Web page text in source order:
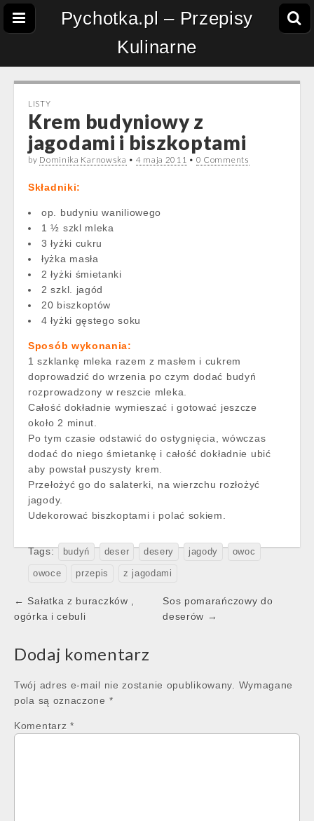
Pychotka.pl – Przepisy
Kulinarne
LISTY
Krem budyniowy z
jagodami i biszkoptami
by Dominika Karnowska • 4 maja 2011 • 0 Comments
Składniki:
op. budyniu waniliowego
1 ½ szkl mleka
3 łyżki cukru
łyżka masła
2 łyżki śmietanki
2 szkl. jagód
20 biszkoptów
4 łyżki gęstego soku
Sposób wykonania:
1 szklankę mleka razem z masłem i cukrem
doprowadzić do wrzenia po czym dodać budyń
rozprowadzony w reszcie mleka.
Całość dokładnie wymieszać i gotować jeszcze
około 2 minut.
Po tym czasie odstawić do ostygnięcia, wówczas
dodać do niego śmietankę i całość dokładnie ubić
aby powstał puszysty krem.
Przełożyć go do salaterki, na wierzchu rozłożyć
jagody.
Udekorować biszkoptami i polać sokiem.
Tags: budyń deser desery jagody owoc
owoce przepis z jagodami
Post
navigation
← Sałatka z buraczków ,
ogórka i cebuli
Sos pomarańczowy do
deserów →
Dodaj komentarz
Twój adres e-mail nie zostanie opublikowany.
Wymagane
pola są oznaczone *
Komentarz *